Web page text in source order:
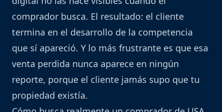
comprador busca. El resultado: el cliente
termina en el desarrollo de la competencia
que sí apareció. Y lo más frustrante es que esa
venta perdida nunca aparece en ningún
reporte, porque el cliente jamás supo que tu
propiedad existía.